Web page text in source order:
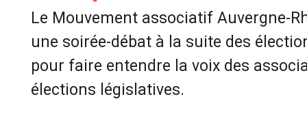
Le Mouvement associatif Auvergne-
une soirée-débat à la suite des
pour faire entendre la voix des
élections législatives.